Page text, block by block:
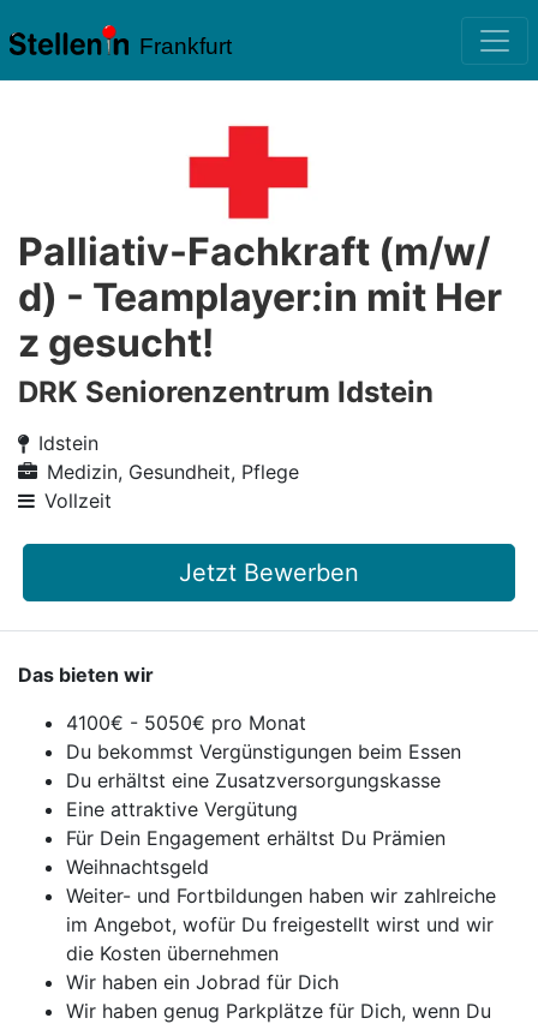
Frankfurt
Palliativ-Fachkraft (m/w/
d) - Teamplayer:in mit Her
z gesucht!
DRK Seniorenzentrum Idstein
Idstein
Medizin, Gesundheit, Pflege
Vollzeit
Jetzt Bewerben
Das bieten wir
4100€ - 5050€ pro Monat
Du bekommst Vergünstigungen beim Essen
Du erhältst eine Zusatzversorgungskasse
Eine attraktive Vergütung
Für Dein Engagement erhältst Du Prämien
Weihnachtsgeld
Weiter- und Fortbildungen haben wir zahlreiche
im Angebot, wofür Du freigestellt wirst und wir
die Kosten übernehmen
Wir haben ein Jobrad für Dich
Wir haben genug Parkplätze für Dich, wenn Du